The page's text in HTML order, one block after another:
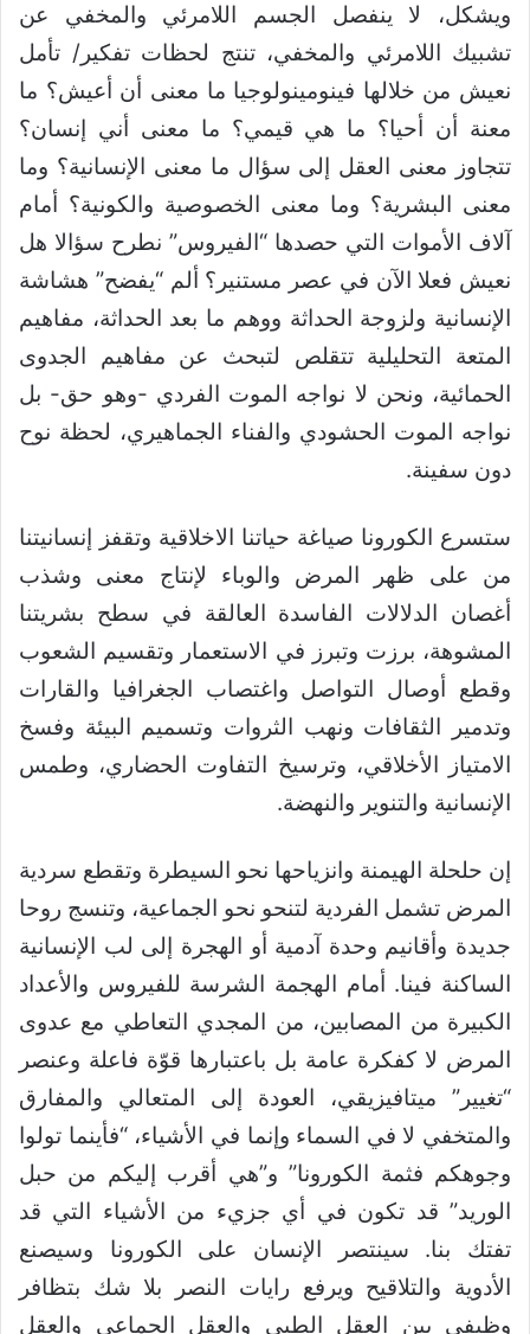
ويشكل، لا ينفصل الجسم اللامرئي والمخفي عن
تشبيك اللامرئي والمخفي، تنتج لحظات تفكير/ تأمل
نعيش من خلالها فينومينولوجيا ما معنى أن أعيش؟ ما
معنة أن أحيا؟ ما هي قيمي؟ ما معنى أني إنسان؟
تتجاوز معنى العقل إلى سؤال ما معنى الإنسانية؟ وما
معنى البشرية؟ وما معنى الخصوصية والكونية؟ أمام
آلاف الأموات التي حصدها “الفيروس” نطرح سؤالا هل
نعيش فعلا الآن في عصر مستنير؟ ألم “يفضح” هشاشة
الإنسانية ولزوجة الحداثة ووهم ما بعد الحداثة، مفاهيم
المتعة التحليلية تتقلص لتبحث عن مفاهيم الجدوى
الحمائية، ونحن لا نواجه الموت الفردي -وهو حق- بل
نواجه الموت الحشودي والفناء الجماهيري، لحظة نوح
دون سفينة.
ستسرع الكورونا صياغة حياتنا الاخلاقية وتقفز إنسانيتنا
من على ظهر المرض والوباء لإنتاج معنى وشذب
أغصان الدلالات الفاسدة العالقة في سطح بشريتنا
المشوهة، برزت وتبرز في الاستعمار وتقسيم الشعوب
وقطع أوصال التواصل واغتصاب الجغرافيا والقارات
وتدمير الثقافات ونهب الثروات وتسميم البيئة وفسخ
الامتياز الأخلاقي، وترسيخ التفاوت الحضاري، وطمس
الإنسانية والتنوير والنهضة.
إن حلحلة الهيمنة وانزياحها نحو السيطرة وتقطع سردية
المرض تشمل الفردية لتنحو نحو الجماعية، وتنسج روحا
جديدة وأقانيم وحدة آدمية أو الهجرة إلى لب الإنسانية
الساكنة فينا. أمام الهجمة الشرسة للفيروس والأعداد
الكبيرة من المصابين، من المجدي التعاطي مع عدوى
المرض لا كفكرة عامة بل باعتبارها قوّة فاعلة وعنصر
“تغيير” ميتافيزيقي، العودة إلى المتعالي والمفارق
والمتخفي لا في السماء وإنما في الأشياء، “فأينما تولوا
وجوهكم فثمة الكورونا” و”هي أقرب إليكم من حبل
الوريد” قد تكون في أي جزيء من الأشياء التي قد
تفتك بنا. سينتصر الإنسان على الكورونا وسيصنع
الأدوية والتلاقيح ويرفع رايات النصر بلا شك بتظافر
وظيفي بين العقل الطبي والعقل الجماعي والعقل